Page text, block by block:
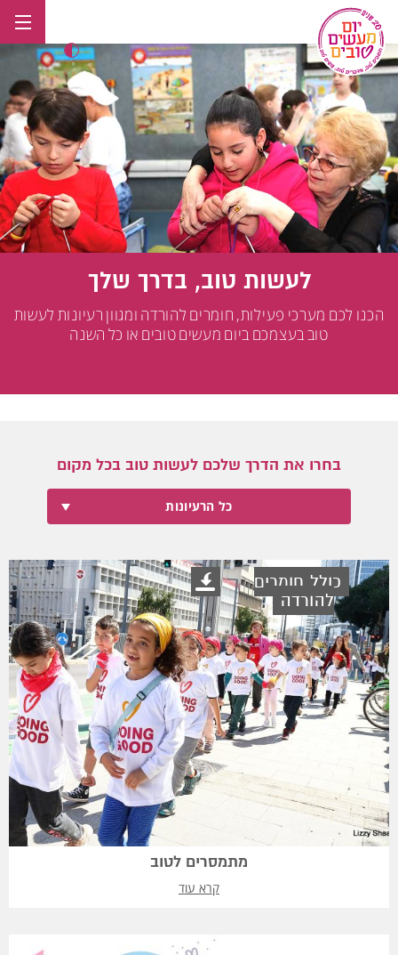
לתוכן
לעשות טוב, בדרך שלך
הכנו לכם מערכי פעילות, חומרים להורדה ומגוון רעיונות לעשות
טוב בעצמכם ביום מעשים טובים או כל השנה
בחרו את הדרך שלכם לעשות טוב בכל מקום
כל הרעיונות
כולל חומרים
להורדה
מתמסרים לטוב
קרא עוד